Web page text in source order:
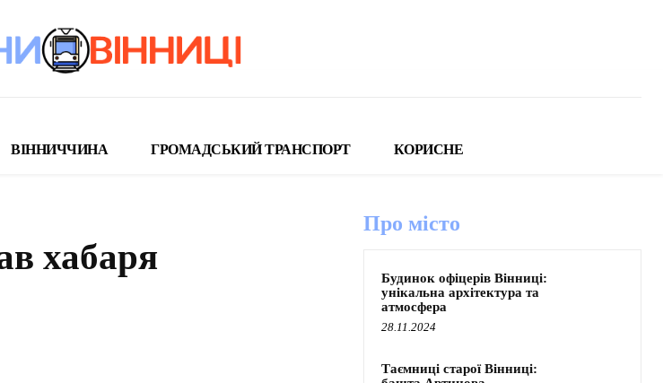
ВІННИЧЧИНА ГРОМАДСЬКИЙ ТРАНСПОРТ КОРИСНЕ
хабаря
Про місто
Будинок офіцерів Вінниці:
унікальна архітектура та
атмосфера
28.11.2024
Таємниці старої Вінниці: